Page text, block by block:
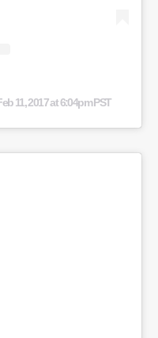
11, 2017 at 6:04pm PST